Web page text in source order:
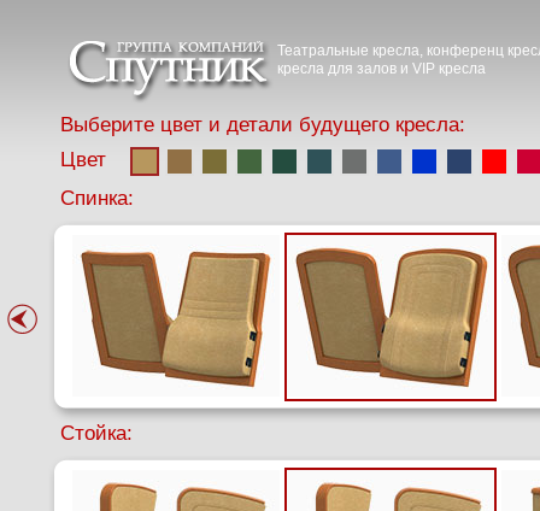
Театральные кресла, конференц
кресла для залов и VIP кресла
Выберите цвет и детали будущего кресла:
Цвет
Спинка:
Стойка: